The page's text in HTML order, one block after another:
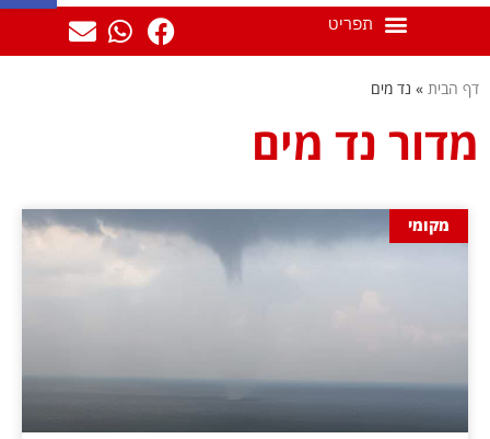
דף הבית » נד מים
מדור נד מים
מקומי